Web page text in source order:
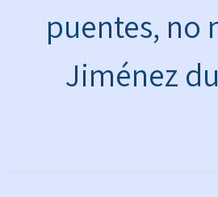
puentes, no
Jiménez